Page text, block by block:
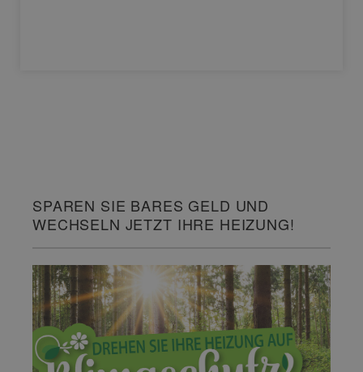
SPAREN SIE BARES GELD UND
WECHSELN JETZT IHRE HEIZUNG!